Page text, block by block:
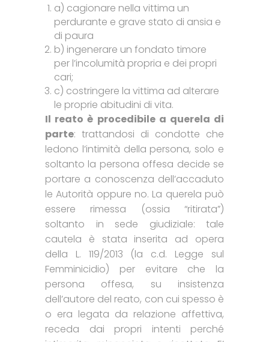
a) cagionare nella vittima un
perdurante e grave stato di ansia e
di paura
b) ingenerare un fondato timore
per l’incolumità propria e dei propri
cari;
c) costringere la vittima ad alterare
le proprie abitudini di vita.
Il reato è procedibile a querela di
parte: trattandosi di condotte che
ledono l’intimità della persona, solo e
soltanto la persona offesa decide se
portare a conoscenza dell’accaduto
le Autorità oppure no. La querela può
essere rimessa (ossia “ritirata”)
soltanto in sede giudiziale: tale
cautela è stata inserita ad opera
della L. 119/2013 (la c.d. Legge sul
Femminicidio) per evitare che la
persona offesa, su insistenza
dell’autore del reato, con cui spesso è
o era legata da relazione affettiva,
receda dai propri intenti perché